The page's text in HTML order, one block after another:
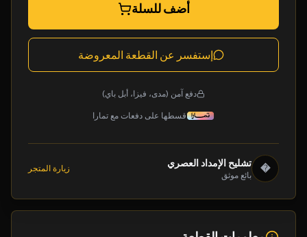
أضف للسلة
إستفسر عن القطعة المعروضة
دفع آمن (مدى، فيزا، أبل باي)
قسطها على دفعات مع تمارا
� تشليح الإمداد العصري
بائع موثق
زيارة المتجر